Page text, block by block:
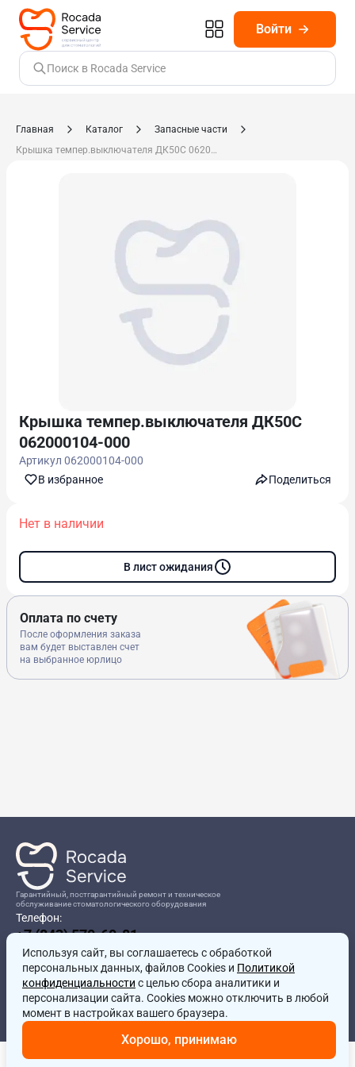
Войти
Поиск в Rocada Service
Главная Каталог
Запасные части
Крышка темпер.выключателя ДК50С 062000104-000
Крышка темпер.выключателя ДК50С
062000104-000
Артикул 062000104-000
В избранноe
Поделиться
Нет в наличии
В лист ожидания
Оплата по счету
После оформления заказа
вам будет выставлен счет
на выбранное юрлицо
Гарантийный, постгарантийный ремонт и техническое
обслуживание стоматологического оборудования
Телефон:
+7 (843) 570-60-81
Режим работы:8:00-17:00
Адрес:
г.Казань, ул.Проспект Победы, д.204в
Почта:
service@rocadamed.ru
Другие проекты
Используя сайт, вы соглашаетесь с обработкой
персональных данных, файлов Cookies и Политикой
конфиденциальности с целью сбора аналитики и
персонализации сайта. Cookies можно отключить в любой
момент в настройках вашего браузера.
Хорошо, принимаю